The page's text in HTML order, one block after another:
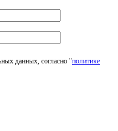
данных, согласно "политике